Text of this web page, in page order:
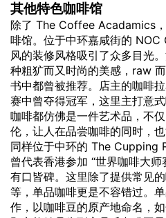
其他特色咖啡馆
除了 The Coffee Acadamics
啡馆。位于中环嘉咸街的 NOC
风的装修风格吸引了众多目光
种粗犷而又时尚的美感，raw
书中都曾被推荐。店主的咖啡
赛中曾夺得冠军，这里主打意
咖啡都仿佛是一件艺术品，不
伦，让人在品尝咖啡的同时，也
同样位于中环的 The Cupping
曾代表香港参加 “世界咖啡大
有口皆碑。这里除了提供常见
等，单品咖啡更是不容错过。
作，以咖啡豆的原产地命名，